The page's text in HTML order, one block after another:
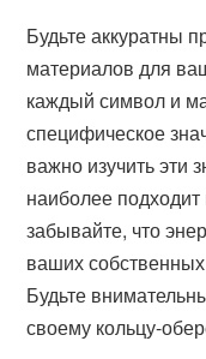
Будьте аккуратны
материалов для
каждый символ и
специфическое
важно изучить эти
наиболее
забывайте, что
ваших
Будьте
своему кольцу-